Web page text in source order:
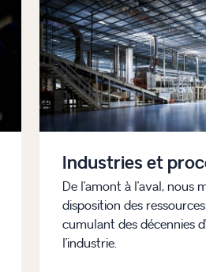
Industries et
De l’amont à l’aval, nous
disposition des
cumulant des décennies
l’industrie.